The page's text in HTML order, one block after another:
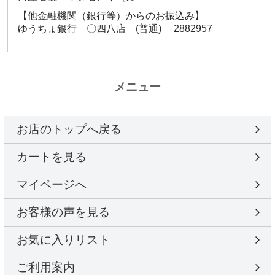
【他金融機関（銀行等）からのお振込み】
ゆうちょ銀行 〇四八店 (普通) 2882957
メニュー
お店のトップへ戻る
カートを見る
マイページへ
お客様の声を見る
お気に入りリスト
ご利用案内